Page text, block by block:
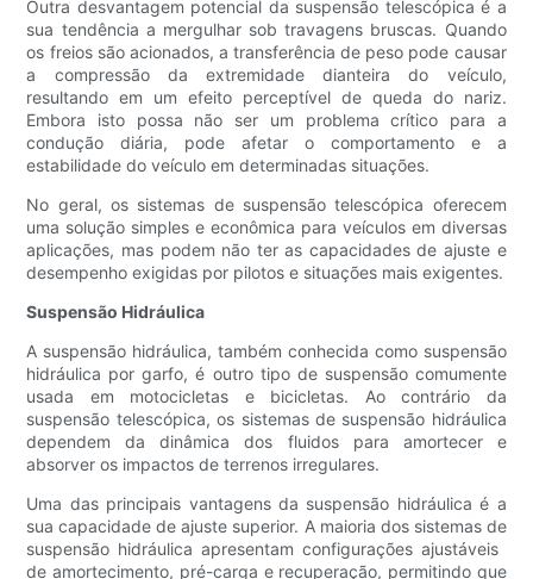
Outra desvantagem potencial da suspensão telescópica é a
sua tendência a mergulhar sob travagens bruscas. Quando
os freios são acionados, a transferência de peso pode causar
a compressão da extremidade dianteira do veículo,
resultando em um efeito perceptível de queda do nariz.
Embora isto possa não ser um problema crítico para a
condução diária, pode afetar o comportamento e a
estabilidade do veículo em determinadas situações.
No geral, os sistemas de suspensão telescópica oferecem
uma solução simples e econômica para veículos em diversas
aplicações, mas podem não ter as capacidades de ajuste e
desempenho exigidas por pilotos e situações mais exigentes.
Suspensão Hidráulica
A suspensão hidráulica, também conhecida como suspensão
hidráulica por garfo, é outro tipo de suspensão comumente
usada em motocicletas e bicicletas. Ao contrário da
suspensão telescópica, os sistemas de suspensão hidráulica
dependem da dinâmica dos fluidos para amortecer e
absorver os impactos de terrenos irregulares.
Uma das principais vantagens da suspensão hidráulica é a
sua capacidade de ajuste superior. A maioria dos sistemas de
suspensão hidráulica apresentam configurações ajustáveis ​​
de amortecimento, pré-carga e recuperação, permitindo que